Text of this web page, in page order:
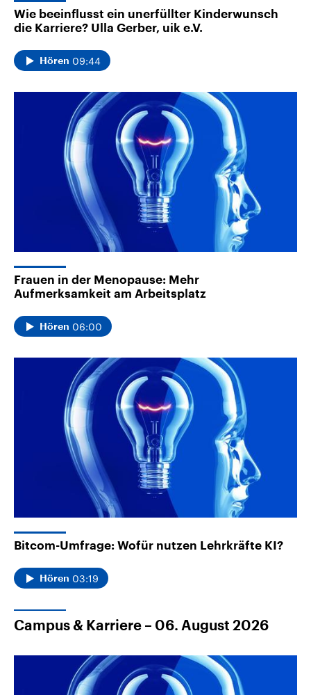
Wie beeinflusst ein unerfüllter Kinderwunsch
die Karriere? Ulla Gerber, uik e.V.
Hören 09:44
Frauen in der Menopause: Mehr
Aufmerksamkeit am Arbeitsplatz
Hören 06:00
Bitcom-Umfrage: Wofür nutzen Lehrkräfte KI?
Hören 03:19
Campus & Karriere – 06. August 2026